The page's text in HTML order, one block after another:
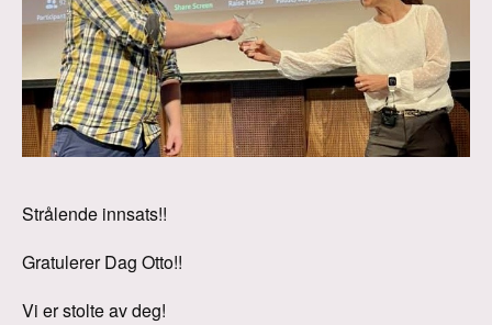
Strålende innsats!!
Gratulerer Dag Otto!!
Vi er stolte av deg!